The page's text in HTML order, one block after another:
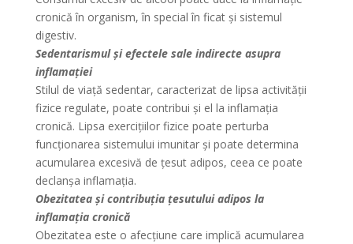
cronică în organism, în special în ficat și sistemul
digestiv.
Sedentarismul și efectele sale indirecte asupra
inflamației
Stilul de viață sedentar, caracterizat de lipsa activității
fizice regulate, poate contribui și el la inflamația
cronică. Lipsa exercițiilor fizice poate perturba
funcționarea sistemului imunitar și poate determina
acumularea excesivă de țesut adipos, ceea ce poate
declanșa inflamația.
Obezitatea și contribuția țesutului adipos la
inflamația cronică
Obezitatea este o afecțiune care implică acumularea